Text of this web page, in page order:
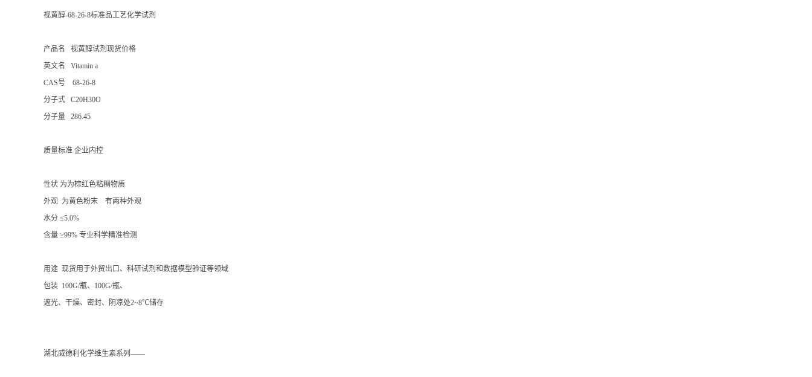
视黄醇-68-26-8标准品工艺化学试剂
产品名 视黄醇试剂现货价格
英文名 Vitamin a
CAS号 68-26-8
分子式 C20H30O
分子量 286.45
质量标准 企业内控
性状 为为棕红色粘稠物质
外观 为黄色粉末 有两种外观
水分 ≤5.0%
含量 ≥99% 专业科学精准检测
用途 现货用于外贸出口、科研试剂和数据模型验证等领域
包装 100G/瓶、100G/瓶、
遮光、干燥、密封、阴凉处2~8℃储存
湖北威德利化学维生素系列——